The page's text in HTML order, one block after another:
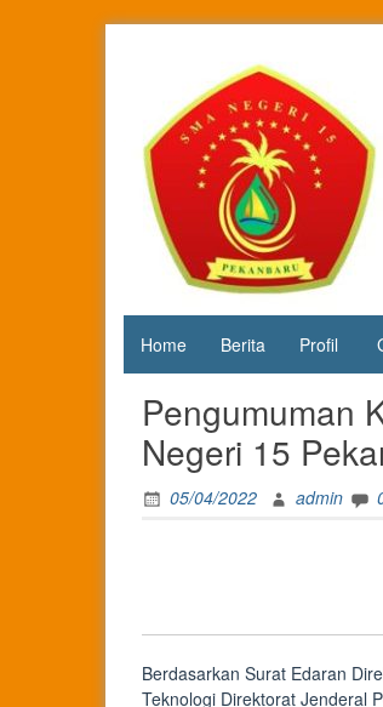
SMA
Negeri 15
Pekanbaru
Jl. Cipta
Karya
KM.3, Kec.
Tuah
Madani,
Kota
Pekanbaru
Home Berita Profil
Pengumuman
Negeri 15
05/04/2022 admin
Berdasarkan Surat Edaran
Teknologi Direktorat Jenderal